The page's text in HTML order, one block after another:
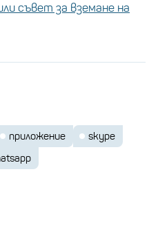
съвет за вземане на
приложение
skype